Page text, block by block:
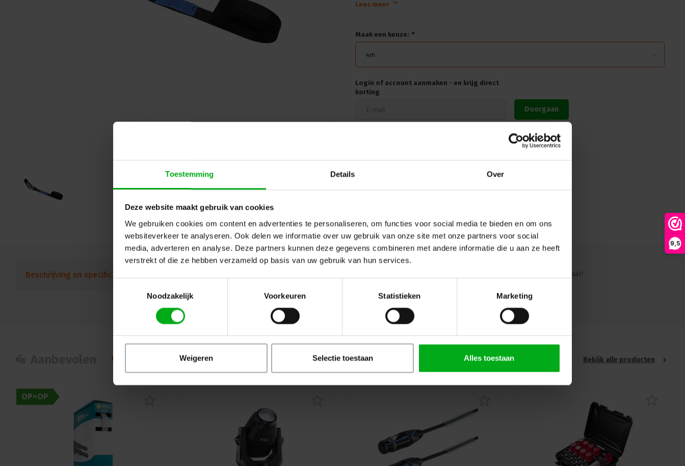
Toestemming Details Over
Deze website maakt gebruik van cookies
We gebruiken cookies om content en advertenties te personaliseren, om functies voor social media te bieden en om ons
websiteverkeer te analyseren. Ook delen we informatie over uw gebruik van onze site met onze partners voor social
media, adverteren en analyse. Deze partners kunnen deze gegevens combineren met andere informatie die u aan ze heeft
verstrekt of die ze hebben verzameld op basis van uw gebruik van hun services.
Noodzakelijk
Voorkeuren Statistieken Marketing
Weigeren Selectie toestaan Alles toestaan
9,5
Technische Specificaties
Gewicht: 0.28 kg
Breedte: 25mm
Met de ELLER 1-delige spanband met ratel bent u verzekerd van optimale veiligheid en betrouwbaarheid
Lees meer
Maak een keuze: *
4m
Login of account aanmaken - en krijg direct
korting
Doorgaan
Beschrijving en specificaties Ons team staat graag voor je klaar!
Nieuw Bekijk alle producten
OP=OP